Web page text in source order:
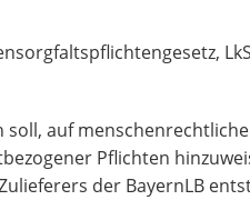
soll, auf
Pflichten
der BayernLB